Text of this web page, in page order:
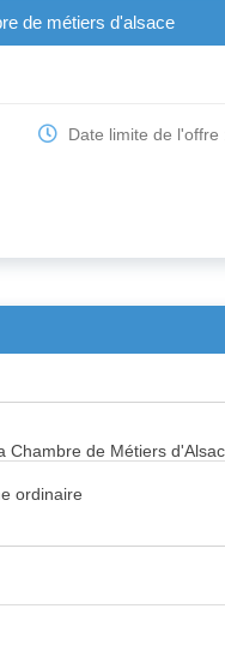
de métiers d'alsace
Date limite de l'offre
Chambre de Métiers
ordinaire